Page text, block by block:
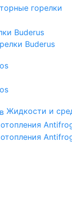
горелки
Buderus
Buderus
Жидкости и